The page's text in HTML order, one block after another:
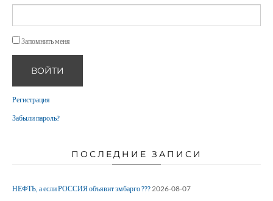
Запомнить меня
ВОЙТИ
Регистрация
Забыли пароль?
ПОСЛЕДНИЕ ЗАПИСИ
НЕФТЬ, а если РОССИЯ объявит эмбарго ???2026-08-07